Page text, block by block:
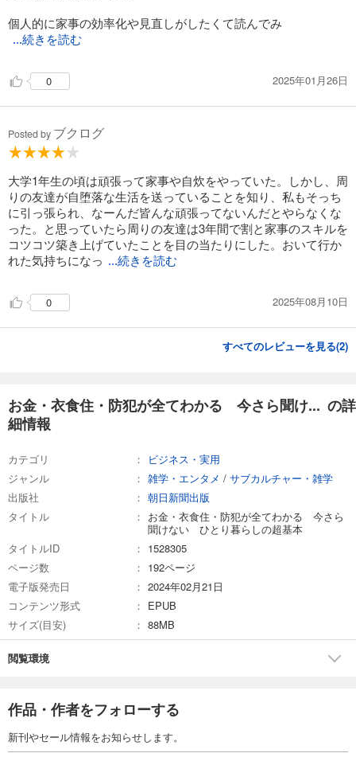
個人的に家事の効率化や見直しがしたくて読んでみ
...続きを読む
0 2025年01月26日
Posted by ブクログ
大学1年生の頃は頑張って家事や自炊をやっていた。しかし、周
りの友達が自堕落な生活を送っていることを知り、私もそっち
に引っ張られ、なーんだ皆んな頑張ってないんだとやらなくな
った。と思っていたら周りの友達は3年間で割と家事のスキルを
コツコツ築き上げていたことを目の当たりにした。おいて行か
れた気持ちになっ ...続きを読む
0 2025年08月10日
すべてのレビューを見る(2)
お金・衣食住・防犯が全てわかる 今さら聞け... の詳
細情報
カテゴリ
ビジネス・実用
ジャンル
雑学・エンタメ / サブカルチャー・雑学
出版社
朝日新聞出版
タイトル
お金・衣食住・防犯が全てわかる 今さら
聞けない ひとり暮らしの超基本
タイトルID
1528305
ページ数
192ページ
電子版発売日
2024年02月21日
コンテンツ形式
EPUB
サイズ(目安)
88MB
閲覧環境
作品・作者をフォローする
新刊やセール情報をお知らせします。